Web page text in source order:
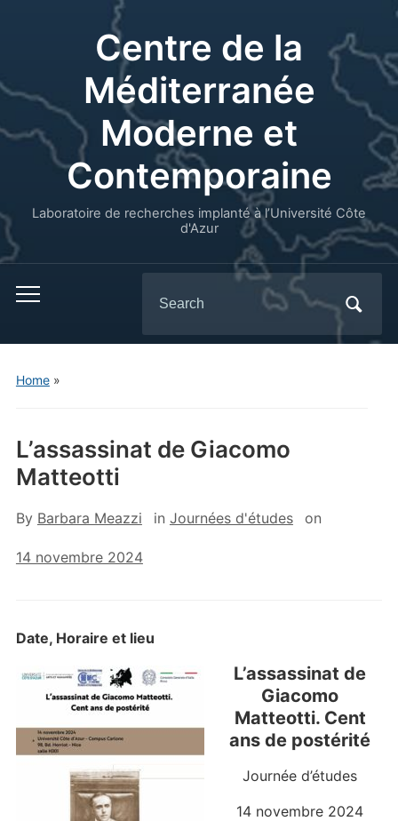
Centre de la
Méditerranée
Moderne et
Contemporaine
Laboratoire de recherches implanté à l’Université Côte
d'Azur
for:
Home»
L’assassinat de Giacomo
Matteotti
By Barbara Meazzi in Journées d'études on
14 novembre 2024
Date, Horaire et lieu
L’assassinat de
Giacomo
Matteotti. Cent
ans de postérité
Journée d’études
14 novembre 2024